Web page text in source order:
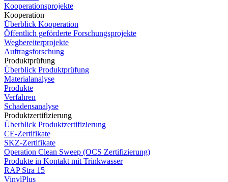
Kooperationsprojekte
Kooperation
Überblick Kooperation
Öffentlich geförderte Forschungsprojekte
Wegbereiterprojekte
Auftragsforschung
Produktprüfung
Überblick Produktprüfung
Materialanalyse
Produkte
Verfahren
Schadensanalyse
Produktzertifizierung
Überblick Produktzertifizierung
CE-Zertifikate
SKZ-Zertifikate
Operation Clean Sweep (OCS Zertifizierung)
Produkte in Kontakt mit Trinkwasser
RAP Stra 15
VinylPlus